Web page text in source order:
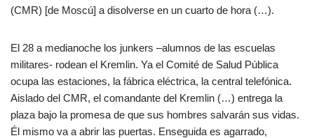
(CMR) [de Moscú] a disolverse en un cuarto de hora (…).
El 28 a medianoche los junkers –alumnos de las escuelas
militares- rodean el Kremlin. Ya el Comité de Salud Pública
ocupa las estaciones, la fábrica eléctrica, la central telefónica.
Aislado del CMR, el comandante del Kremlin (…) entrega la
plaza bajo la promesa de que sus hombres salvarán sus vidas.
Él mismo va a abrir las puertas. Enseguida es agarrado,